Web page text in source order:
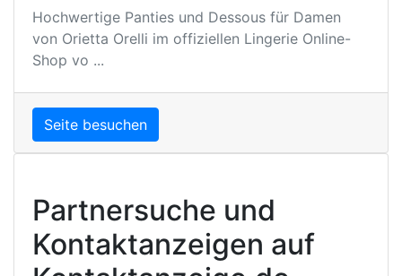
Hochwertige Panties und Dessous für Damen
von Orietta Orelli im offiziellen Lingerie Online-
Shop vo ...
Seite besuchen
Partnersuche und
Kontaktanzeigen auf